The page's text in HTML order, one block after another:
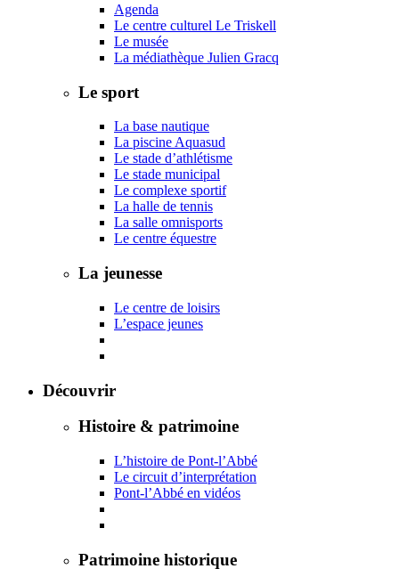
Agenda
Le centre culturel Le Triskell
Le musée
La médiathèque Julien Gracq
Le sport
La base nautique
La piscine Aquasud
Le stade d’athlétisme
Le stade municipal
Le complexe sportif
La halle de tennis
La salle omnisports
Le centre équestre
La jeunesse
Le centre de loisirs
L’espace jeunes
Découvrir
Histoire & patrimoine
L’histoire de Pont-l’Abbé
Le circuit d’interprétation
Pont-l’Abbé en vidéos
Patrimoine historique